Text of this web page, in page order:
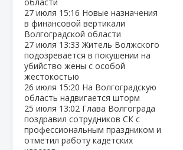
27 июля 15:16 Новые назначения
в финансовой вертикали
Волгоградской области
27 июля 13:33Житель Волжского
подозревается в покушении на
убийство жены с особой
жестокостью
26 июля 15:20 На Волгоградскую
область надвигается шторм
25 июля 13:02 Глава Волгограда
поздравил сотрудников СК с
профессиональным праздником и
отметил работу кадетских